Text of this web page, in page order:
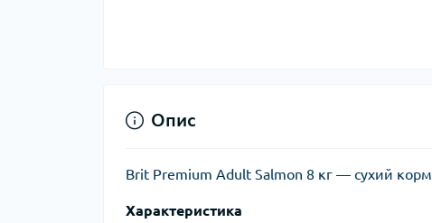
Опис
Brit Premium Adult Salmon 8 кг — сухий
Характеристика